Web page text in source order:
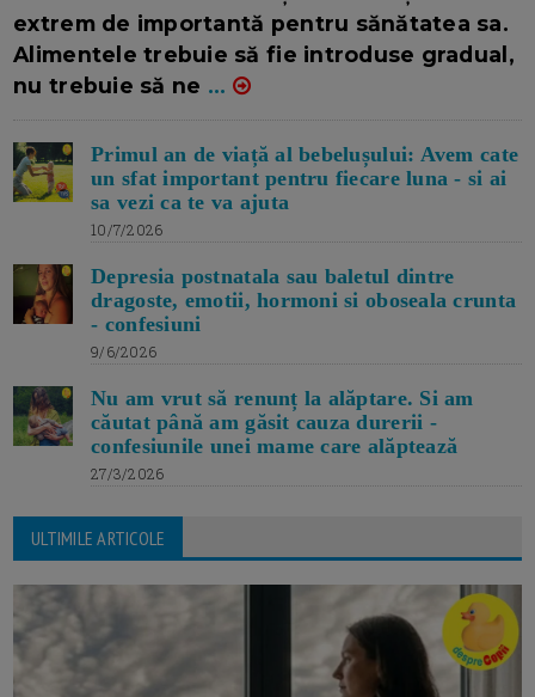
extrem de importantă pentru sănătatea sa.
Alimentele trebuie să fie introduse gradual,
nu trebuie să ne ...
Primul an de viață al bebelușului: Avem cate
un sfat important pentru fiecare luna - si ai
sa vezi ca te va ajuta
10/7/2026
Depresia postnatala sau baletul dintre
dragoste, emotii, hormoni si oboseala crunta
- confesiuni
9/6/2026
Nu am vrut să renunț la alăptare. Si am
căutat până am găsit cauza durerii -
confesiunile unei mame care alăptează
27/3/2026
ULTIMILE ARTICOLE